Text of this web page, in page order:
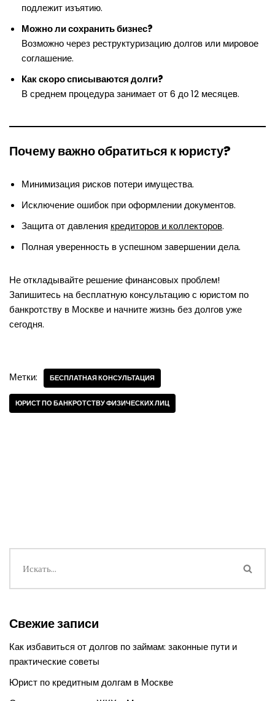
подлежит изъятию.
Можно ли сохранить бизнес?
Возможно через реструктуризацию долгов или мировое
соглашение.
Как скоро списываются долги?
В среднем процедура занимает от 6 до 12 месяцев.
Почему важно обратиться к юристу?
Минимизация рисков потери имущества.
Исключение ошибок при оформлении документов.
Защита от давления кредиторов и коллекторов.
Полная уверенность в успешном завершении дела.
Не откладывайте решение финансовых проблем!
Запишитесь на бесплатную консультацию с юристом по
банкротству в Москве и начните жизнь без долгов уже
сегодня.
Метки: БЕСПЛАТНАЯ КОНСУЛЬТАЦИЯ
ЮРИСТ ПО БАНКРОТСТВУ ФИЗИЧЕСКИХ ЛИЦ
Свежие записи
Как избавиться от долгов по займам: законные пути и
практические советы
Юрист по кредитным долгам в Москве